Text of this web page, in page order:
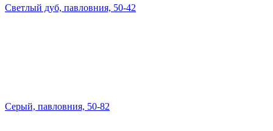
Светлый дуб, павловния, 50-42
Серый, павловния, 50-82